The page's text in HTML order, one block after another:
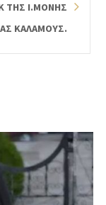
ΤΗΣ Ι.ΜΟΝΗΣ
ΚΑΛΑΜΟΥΣ.